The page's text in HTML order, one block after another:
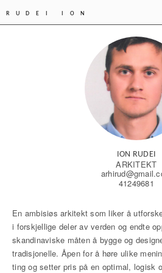
RUDEI ION
ION RUDEI
ARKITEKT
41249681
En ambisiøs arkitekt som liker å
i forskjellige deler av verden og endte
skandinaviske måten å bygge og
tradisjonelle. Åpen for å høre ulike
ting og setter pris på en optimal, logisk